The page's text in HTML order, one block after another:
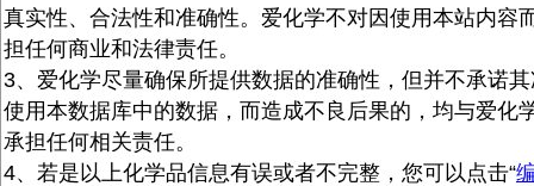
真实性、合法性和准确性。爱化学不对因使用本站内容
担任何商业和法律责任。
3、爱化学尽量确保所提供数据的准确性，但并不承诺
使用本数据库中的数据，而造成不良后果的，均与爱化
承担任何相关责任。
4、若是以上化学品信息有误或者不完整，您可以点击“